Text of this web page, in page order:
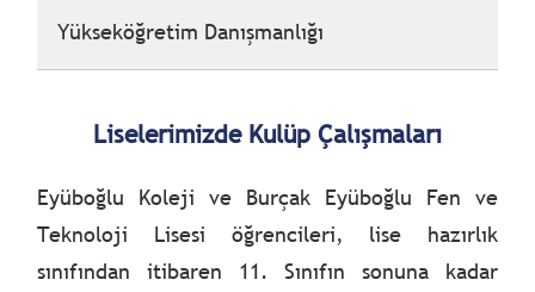
Yükseköğretim Danışmanlığı
Liselerimizde Kulüp Çalışmaları
Eyüboğlu Koleji ve Burçak Eyüboğlu Fen ve
Teknoloji Lisesi öğrencileri, lise hazırlık
sınıfından itibaren 11. Sınıfın sonuna kadar